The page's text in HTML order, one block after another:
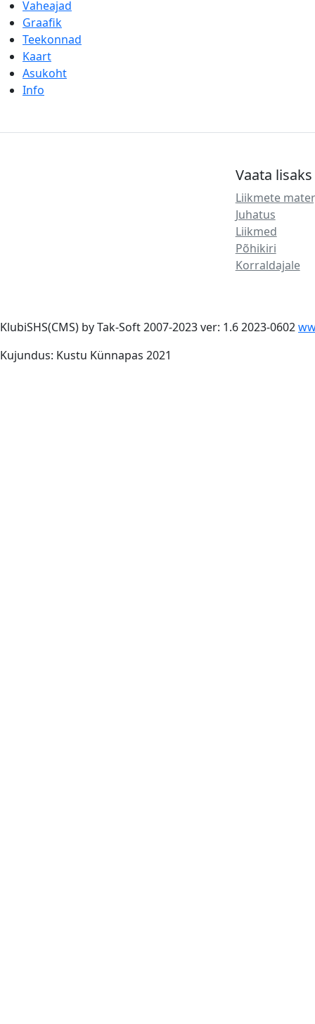
Vaheajad
Graafik
Teekonnad
Kaart
Asukoht
Info
Vaata lisaks
Liikmete
Juhatus
Liikmed
Põhikiri
Korraldajale
KlubiSHS(CMS) by Tak-Soft 2007-2023 ver: 1.6 2023-0602
Kujundus: Kustu Künnapas 2021